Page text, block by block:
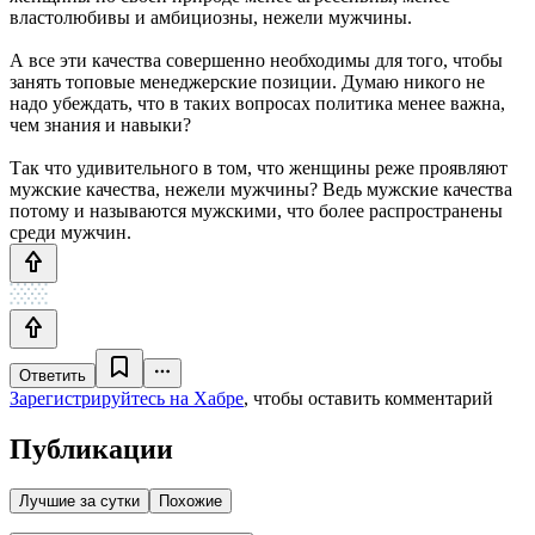
властолюбивы и амбициозны, нежели мужчины.
А все эти качества совершенно необходимы для того, чтобы
занять топовые менеджерские позиции. Думаю никого не
надо убеждать, что в таких вопросах политика менее важна,
чем знания и навыки?
Так что удивительного в том, что женщины реже проявляют
мужские качества, нежели мужчины? Ведь мужские качества
потому и называются мужскими, что более распространены
среди мужчин.
Ответить
Зарегистрируйтесь на Хабре, чтобы оставить комментарий
Публикации
Лучшие за сутки Похожие